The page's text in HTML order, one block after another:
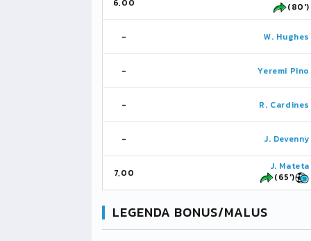
6,00
(80')
- W. Hughes
- Yeremi Pino
- R. Cardines
- J. Devenny
7,00
J. Mateta
(65')
LEGENDA BONUS/MALUS